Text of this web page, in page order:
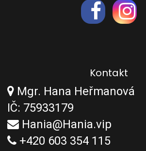
Kontakt
Mgr. Hana Heřmanová
IČ: 75933179
Hania@Hania.vip
+420 603 354 115